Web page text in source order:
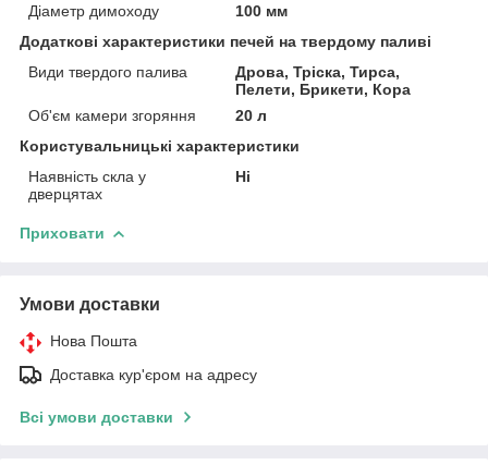
Діаметр димоходу
100 мм
Додаткові характеристики печей на твердому паливі
Види твердого палива
Дрова, Тріска, Тирса,
Пелети, Брикети, Кора
Об'єм камери згоряння
20 л
Користувальницькі характеристики
Наявність скла у
дверцятах
Ні
Приховати
Умови доставки
Нова Пошта
Доставка кур'єром на адресу
Всі умови доставки